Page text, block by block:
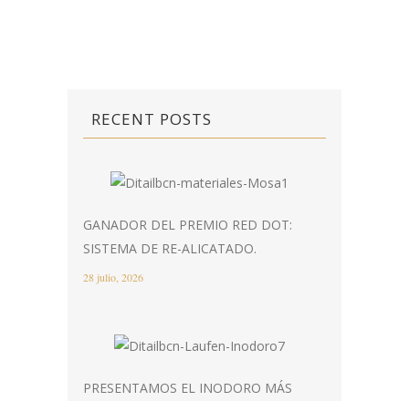
RECENT POSTS
GANADOR DEL PREMIO RED DOT:
SISTEMA DE RE-ALICATADO.
28 julio, 2026
PRESENTAMOS EL INODORO MÁS